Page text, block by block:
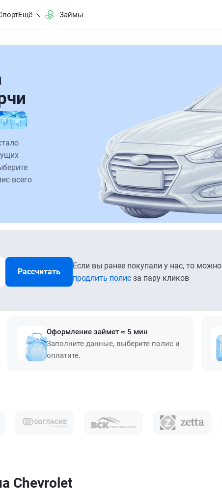
Ещё Займы
всего
Рассчитать
Если вы ранее покупали у нас, то можно
продлить полис за пару кликов
Оформление займет ≈ 5 мин
Заполните данные, выберите полис и
оплатите.
Chevrolet